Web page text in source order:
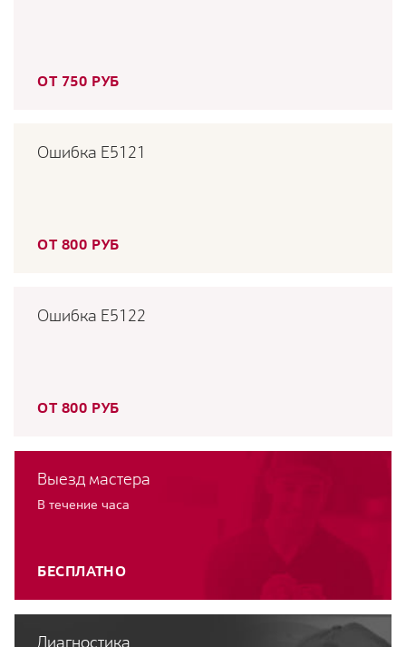
ОТ 750 РУБ
Ошибка E5121
ОТ 800 РУБ
Ошибка E5122
ОТ 800 РУБ
Выезд мастера
В течение часа
БЕСПЛАТНО
Диагностика